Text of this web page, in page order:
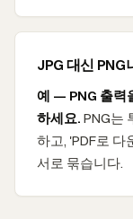
JPG 대신 PNG
예 — PNG 출력
하세요. PNG는
하고, 'PDF로 다
서로 묶습니다.